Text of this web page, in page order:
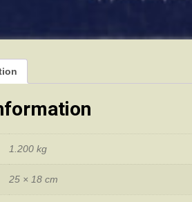
1.200 kg
25 × 18 cm